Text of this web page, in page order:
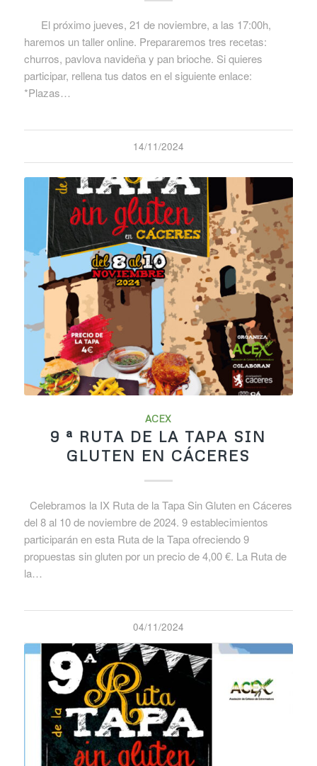
El próximo jueves, 21 de noviembre, a las 17:00h,
haremos un taller online. Prepararemos tres recetas:
churros, pavlova navideña y pan brioche. Si quieres
participar, rellena tus datos en el siguiente enlace:
*Plazas…
14/11/2024
ACEX
9 ª RUTA DE LA TAPA SIN
GLUTEN EN CÁCERES
Celebramos la IX Ruta de la Tapa Sin Gluten en Cáceres
del 8 al 10 de noviembre de 2024. 9 establecimientos
participarán en esta Ruta de la Tapa ofreciendo 9
propuestas sin gluten por un precio de 4,00 €. La Ruta de
la…
04/11/2024